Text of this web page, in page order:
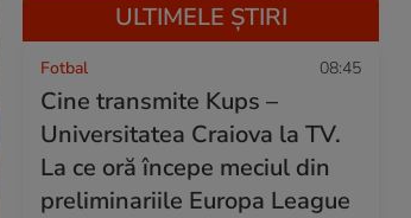
ULTIMELE ȘTIRI
Fotbal 08:45
Cine transmite Kups –
Universitatea Craiova la TV.
La ce oră începe meciul din
preliminariile Europa League